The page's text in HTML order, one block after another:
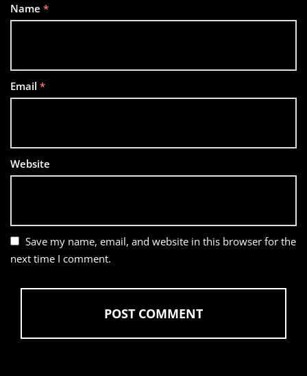
Name *
Email *
Website
Save my name, email, and website in this browser for the
next time I comment.